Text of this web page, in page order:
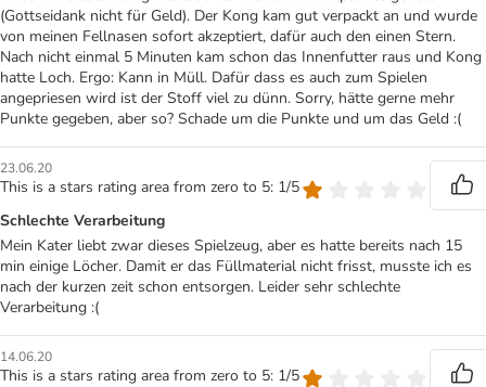
(Gottseidank nicht für Geld). Der Kong kam gut verpackt an und wurde
von meinen Fellnasen sofort akzeptiert, dafür auch den einen Stern.
Nach nicht einmal 5 Minuten kam schon das Innenfutter raus und Kong
hatte Loch. Ergo: Kann in Müll. Dafür dass es auch zum Spielen
angepriesen wird ist der Stoff viel zu dünn. Sorry, hätte gerne mehr
Punkte gegeben, aber so? Schade um die Punkte und um das Geld :(
23.06.20
This is a stars rating area from zero to 5: 1/5
Schlechte Verarbeitung
Mein Kater liebt zwar dieses Spielzeug, aber es hatte bereits nach 15
min einige Löcher. Damit er das Füllmaterial nicht frisst, musste ich es
nach der kurzen zeit schon entsorgen. Leider sehr schlechte
Verarbeitung :(
14.06.20
This is a stars rating area from zero to 5: 1/5